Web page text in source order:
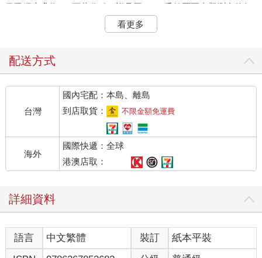
日已經上升為420百萬分點（詳見圖4）。毛納羅亞山觀測台的年
度變化大多是因為植物生長，吸收了二氧化碳。北半球春季時的
吸收率最高，由於土地廣闊，每年春天大氣層中的二氧化碳都會
了一份完整的大氣層二氧化碳紀錄，時間從工業革命初開始。這
份紀錄顯示，大氣層中的二氧化碳濃度，從工業革命以前的280百
萬分點，一直到如今的420百萬分點，表示增加超過45%。從整體
背景來看這樣的增加幅度，冰蕊證據顯示過去80萬年間，大氣層
中的二氧化碳變化一直在200到280百萬分點之間。冷暖時期之間
的變化大約是80百萬分點──少於過去100年間，我們排放到大氣
中的二氧化碳污染量。一個世紀內人類污染的程度，就多過自然
界數千年的變化。
誰製造了污染？
《聯合國氣候變遷綱要公約》（UNFCCC）是第一份以減少全球
溫室氣體排放為目標的國際協議。這個任務並不簡單，因為各國
的二氧化碳排放量並不均等。根據聯合國跨政府氣候變遷專家小
看更多
配送方式
台灣
國內宅配：本島、離島
到店取貨：
不限金額免運費
海外
國際快遞：全球
港澳店取：
詳細資料
語言 中文繁體 裝訂
紙本平裝